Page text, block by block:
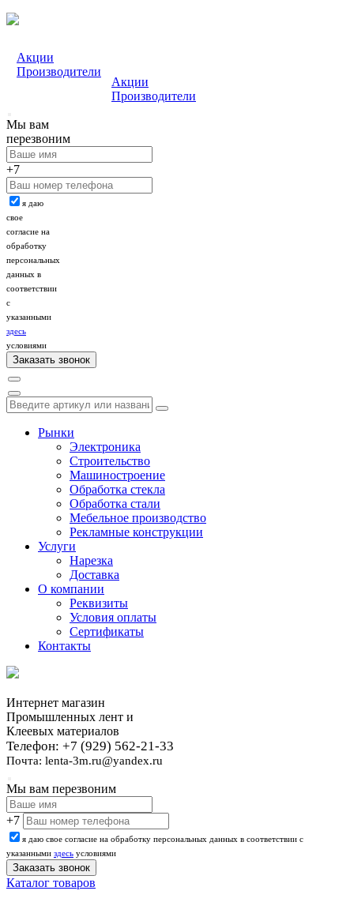
Акции
Производители
Акции
Производители
Мы вам
перезвоним
+7
я даю
свое
согласие на
обработку
персональных
данных в
соответствии
с
указанными
здесь
условиями
Рынки
Электроника
Строительство
Машиностроение
Обработка стекла
Обработка стали
Мебельное производство
Рекламные конструкции
Услуги
Нарезка
Доставка
О компании
Реквизиты
Условия оплаты
Сертификаты
Контакты
Интернет магазин
Промышленных лент и
Клеевых материалов
Телефон: +7 (929) 562-21-33
Почта: lenta-3m.ru@yandex.ru
Мы вам перезвоним
+7
я даю свое согласие на обработку персональных данных в соответствии с
указанными здесь условиями
Каталог товаров